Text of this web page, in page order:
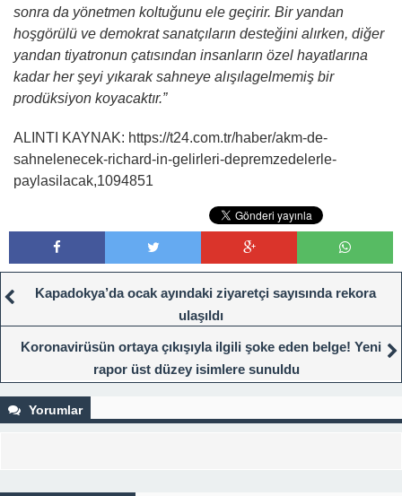
sonra da yönetmen koltuğunu ele geçirir. Bir yandan
hoşgörülü ve demokrat sanatçıların desteğini alırken, diğer
yandan tiyatronun çatısından insanların özel hayatlarına
kadar her şeyi yıkarak sahneye alışılagelmemiş bir
prodüksiyon koyacaktır.”
ALINTI KAYNAK: https://t24.com.tr/haber/akm-de-
sahnelenecek-richard-in-gelirleri-depremzedelerle-
paylasilacak,1094851
Kapadokya’da ocak ayındaki ziyaretçi sayısında rekora
ulaşıldı
Koronavirüsün ortaya çıkışıyla ilgili şoke eden belge! Yeni
rapor üst düzey isimlere sunuldu
Yorumlar